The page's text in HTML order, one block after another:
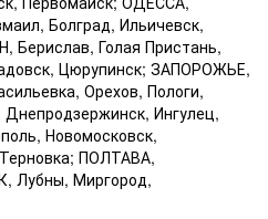
Болград, Ильичевск,
Берислав, Голая Пристань,
Цюрупинск; ЗАПОРОЖЬЕ,
Орехов, Пологи,
Ингулец,
Новомосковск,
ПОЛТАВА,
Лубны, Миргород,